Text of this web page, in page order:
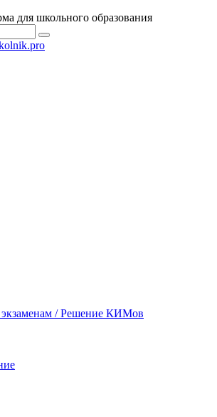
для школьного образования
экзаменам / Решение КИМов